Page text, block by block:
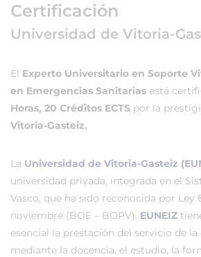
Certificación
Universidad de Vitoria-
El Experto Universitario en Soporte
en Emergencias Sanitarias está
Horas, 20 Créditos ECTS por la
Vitoria-Gasteiz.
La Universidad de Vitoria-Gasteiz
universidad privada, integrada en el
Vasco, que ha sido reconocida por Ley
noviembre (BOE – BOPV). EUNEIZ
esencial la prestación del servicio de
mediante la docencia, el estudio, la